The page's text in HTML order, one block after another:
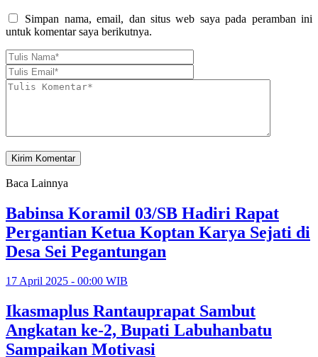
Simpan nama, email, dan situs web saya pada peramban ini
untuk komentar saya berikutnya.
Baca Lainnya
Babinsa Koramil 03/SB Hadiri Rapat
Pergantian Ketua Koptan Karya Sejati di
Desa Sei Pegantungan
17 April 2025 - 00:00 WIB
Ikasmaplus Rantauprapat Sambut
Angkatan ke-2, Bupati Labuhanbatu
Sampaikan Motivasi